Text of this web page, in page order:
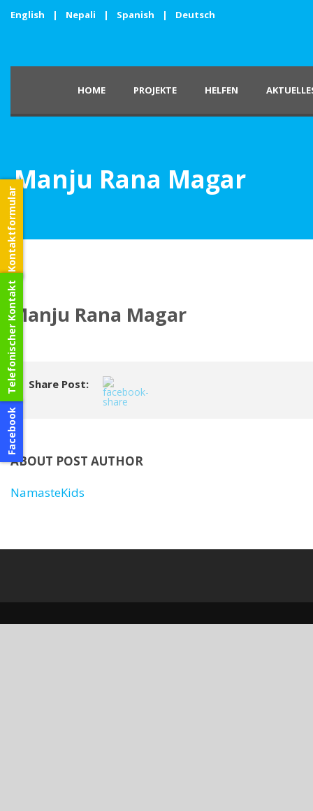
English | Nepali | Spanish | Deutsch
HOME PROJEKTE HELFEN
Manju Rana Magar
Manju Rana Magar
Share Post:
ABOUT POST AUTHOR
NamasteKids
Facebook
Kontaktformular
Telefonischer Kontakt